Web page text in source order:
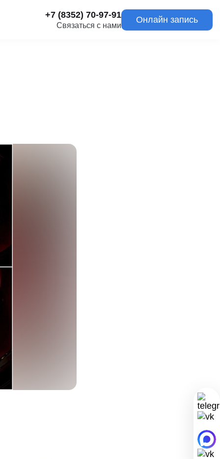
+7 (8352) 70-97-91
Связаться с нами
Онлайн запись